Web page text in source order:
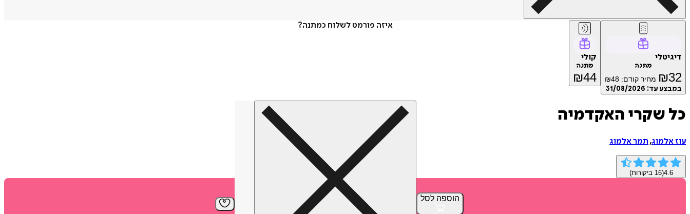
איזה פורמט לשלוח כמתנה?
דיגיטלי
מתנה
₪32 מחיר קודם: ₪48
במבצע עד: 31/08/2026
קולי
מתנה
₪44
הוספה לסל
כל שקרי האקדמיה
עוז אלמוג,תמר אלמוג
4.6
(
16 ביקורות)